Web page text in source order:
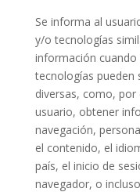
Se informa al
y/o tecnologías
información cuando
tecnologías pueden
diversas, como,
usuario, obtener
navegación,
el contenido, el
país, el inicio de
navegador, o